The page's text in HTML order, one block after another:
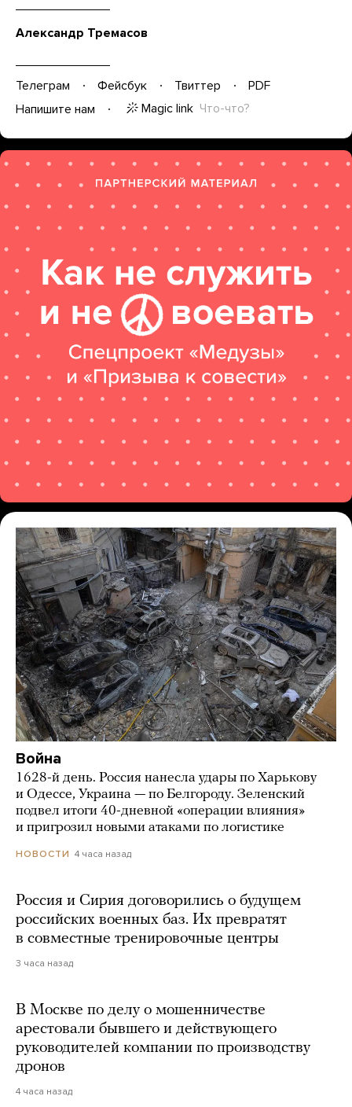
Александр Тремасов
Телеграм Фейсбук Твиттер
PDF
Напишите нам
Magic link Что-что?
Война
1628-й день. Россия нанесла удары по Харькову
и Одессе, Украина — по Белгороду. Зеленский
подвел итоги 40-дневной «операции влияния»
и пригрозил новыми атаками по логистике
НОВОСТИ 4 часа назад
Россия и Сирия договорились о будущем
российских военных баз. Их превратят
в совместные тренировочные центры
3 часа назад
В Москве по делу о мошенничестве
арестовали бывшего и действующего
руководителей компании по производству
дронов
4 часа назад